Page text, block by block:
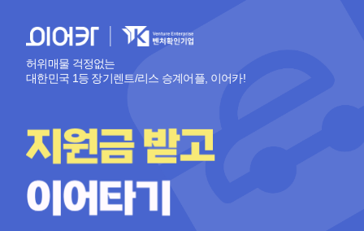
허위매물 걱정없는
대한민국 1등 장기렌트/리스 승계어플, 이어카!